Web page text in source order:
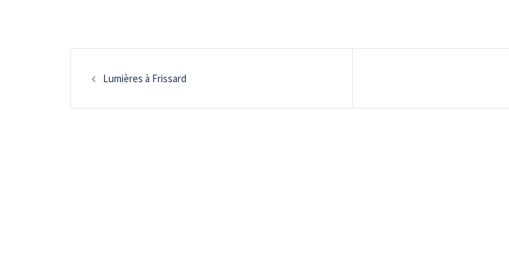
Navigation
d’article
Lumières à Frissard